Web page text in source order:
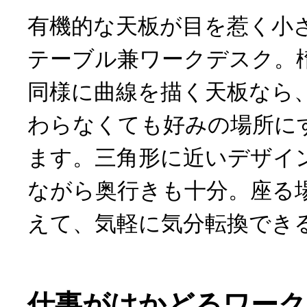
有機的な天板が目を惹く小
テーブル兼ワークデスク。
同様に曲線を描く天板なら
わらなくても好みの場所に
ます。三角形に近いデザイ
ながら奥行きも十分。座る
えて、気軽に気分転換でき